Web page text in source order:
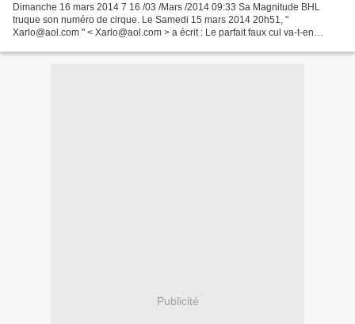
Dimanche 16 mars 2014 7 16 /03 /Mars /2014 09:33 Sa Magnitude BHL
truque son numéro de cirque. Le Samedi 15 mars 2014 20h51, "
Xarlo@aol.com " < Xarlo@aol.com > a écrit : Le parfait faux cul va-t-en
Publicité